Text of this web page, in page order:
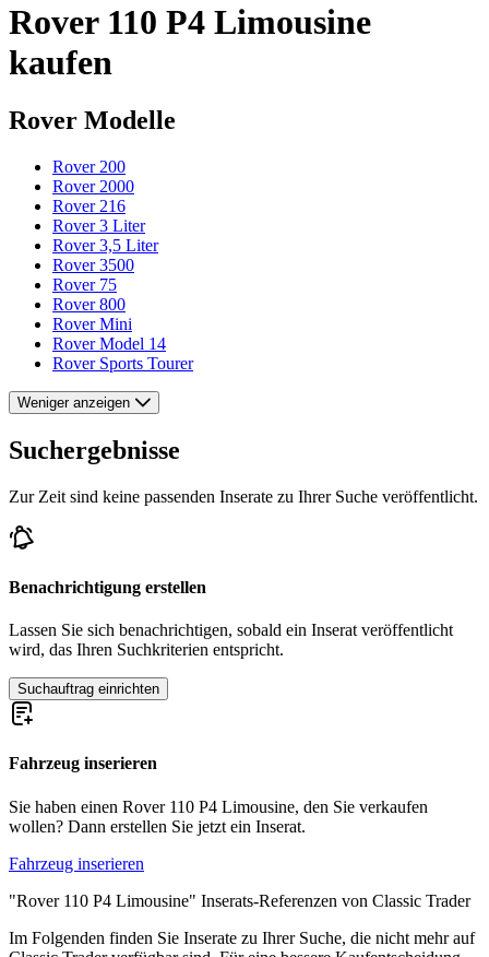
Rover 110 P4 Limousine
kaufen
Rover Modelle
Rover 200
Rover 2000
Rover 216
Rover 3 Liter
Rover 3,5 Liter
Rover 3500
Rover 75
Rover 800
Rover Mini
Rover Model 14
Rover Sports Tourer
Weniger anzeigen
Suchergebnisse
Zur Zeit sind keine passenden Inserate zu Ihrer Suche veröffentlicht.
Benachrichtigung erstellen
Lassen Sie sich benachrichtigen, sobald ein Inserat veröffentlicht
wird, das Ihren Suchkriterien entspricht.
Suchauftrag einrichten
Fahrzeug inserieren
Sie haben einen Rover 110 P4 Limousine, den Sie verkaufen
wollen? Dann erstellen Sie jetzt ein Inserat.
Fahrzeug inserieren
"Rover 110 P4 Limousine" Inserats-Referenzen von Classic Trader
Im Folgenden finden Sie Inserate zu Ihrer Suche, die nicht mehr auf